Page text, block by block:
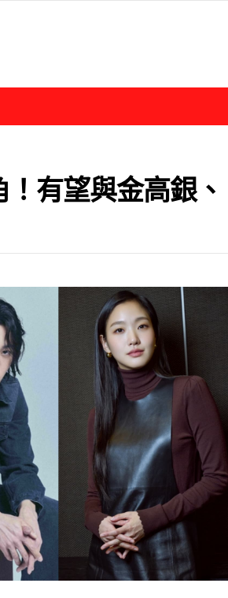
有望與金高銀、